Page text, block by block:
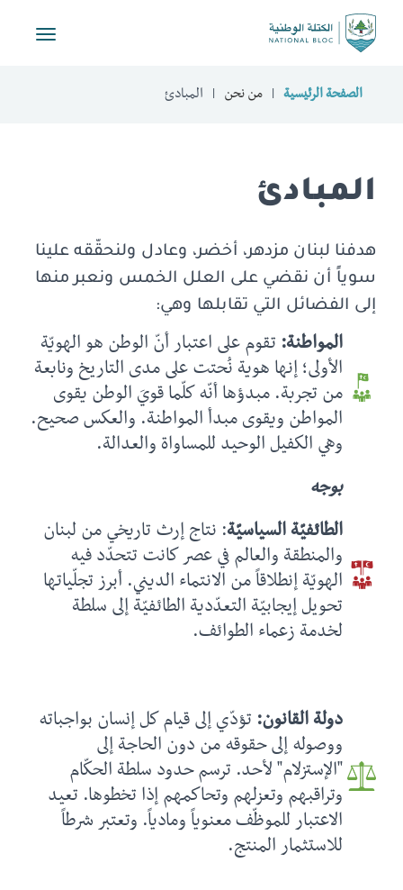
Toggle
الصفحة الرئيسية من نحن المبادئ
المبادئ
هدفنا لبنان مزدهر، أخضر، وعادل ولنحقّقه علينا
سوياً أن نقضي على العلل الخمس ونعبر منها
إلى الفضائل التي تقابلها وهي:
المواطنة: تقوم على اعتبار أنّ الوطن هو الهويّة
الأولى؛ إنها هوية نُحتت على مدى التاريخ ونابعة
من تجربة. مبدؤها أنّه كلّما قويَ الوطن يقوى
المواطن ويقوى مبدأ المواطنة. والعكس صحيح.
وهي الكفيل الوحيد للمساواة والعدالة.
بوجه
الطائفيّة السياسيّة: نتاج إرث تاريخي من لبنان
والمنطقة والعالم في عصر كانت تتحدّد فيه
الهويّة إنطلاقاً من الانتماء الديني. أبرز تجلّياتها
تحويل إيجابيّة التعدّدية الطائفيّة إلى سلطة
لخدمة زعماء الطوائف.
دولة القانون: تؤدّي إلى قيام كل إنسان بواجباته
ووصوله إلى حقوقه من دون الحاجة إلى
"الإستزلام" لأحد. ترسم حدود سلطة الحكّام
وتراقبهم وتعزلهم وتحاكمهم إذا تخطوها. تعيد
الاعتبار للموظّف معنوياً ومادياً. وتعتبر شرطاً
للاستثمار المنتج.